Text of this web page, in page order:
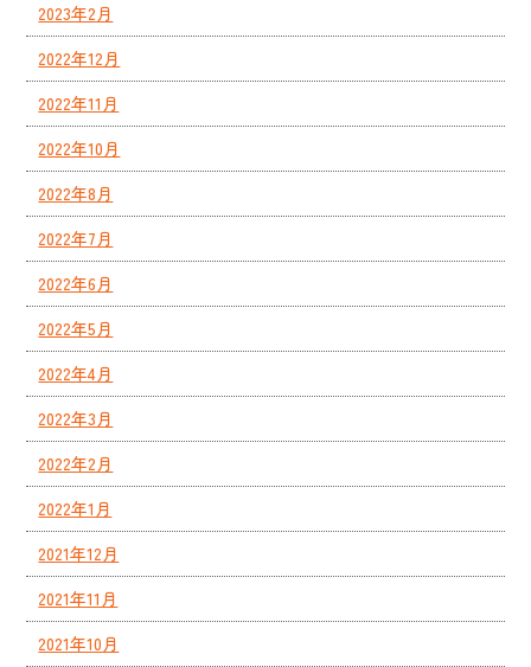
2023年2月
2022年12月
2022年11月
2022年10月
2022年8月
2022年7月
2022年6月
2022年5月
2022年4月
2022年3月
2022年2月
2022年1月
2021年12月
2021年11月
2021年10月